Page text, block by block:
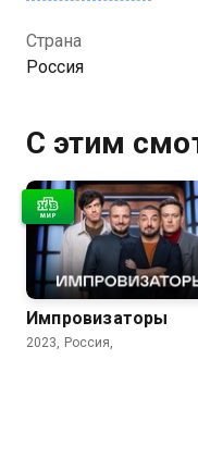
Серёжу
качестве на
Страна
Россия
С этим
Импровизаторы
2023, Россия,